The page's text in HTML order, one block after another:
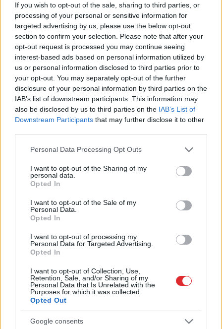
If you wish to opt-out of the sale, sharing to third parties, or
processing of your personal or sensitive information for
targeted advertising by us, please use the below opt-out
section to confirm your selection. Please note that after your
opt-out request is processed you may continue seeing
interest-based ads based on personal information utilized by
us or personal information disclosed to third parties prior to
your opt-out. You may separately opt-out of the further
disclosure of your personal information by third parties on the
IAB’s list of downstream participants. This information may
also be disclosed by us to third parties on the IAB’s List of
Downstream Participants that may further disclose it to other
Please note that this website/app uses one or more Google
not limited to your visit or usage behaviour. You may click to
grant or deny consent to Google and its third-party tags to
use your data for below specified purposes in below Google
consent section.
Personal Data Processing Opt Outs
I want to opt-out of the Sharing of my
personal data.
Opted In
I want to opt-out of the Sale of my
Personal Data.
Opted In
I want to opt-out of processing my
Personal Data for Targeted Advertising.
Opted In
I want to opt-out of Collection, Use,
Retention, Sale, and/or Sharing of my
Personal Data that Is Unrelated with the
Purposes for which it was collected.
Opted Out
Google consents
TESTS.Matemātikas
duelis: vai vari pārspēt
deviņgadnieku
matemātikā?
Vai Latvijas
iedzīvotājiem ir pamats
satraukumam? Melnis
atklāj, kas šobrīd
zināms par
iespējamiem
uzbrukumiem
kritiskajai
infrastruktūrai
Latvijas uz Somiju veda
desmitiem patvēruma
meklētāju – robežsargi
atklāj starptautiskas
noziedzīgas grupas shēmu